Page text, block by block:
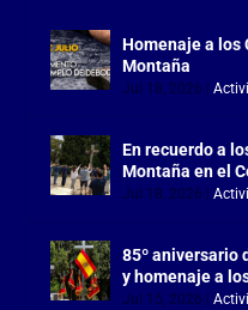
Homenaje a los
Montaña
Jul 18, 2026 |
En recuerdo a
Montaña en el
Jul 18, 2026 |
85º aniversario
y homenaje a
Jul 15, 2026 |